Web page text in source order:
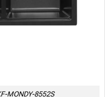
MONDY-8552S